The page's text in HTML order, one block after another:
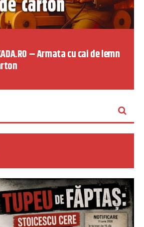
– Armata cu cai de lemn